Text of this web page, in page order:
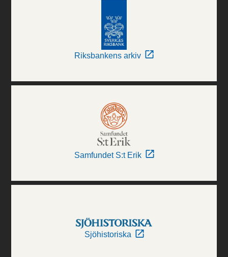
Riksbankens arkiv
Samfundet S:t Erik
Sjöhistoriska